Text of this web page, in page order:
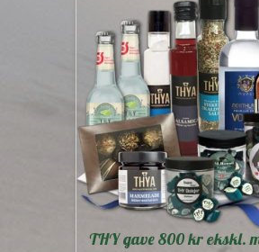
THY gave 800 kr ekskl.